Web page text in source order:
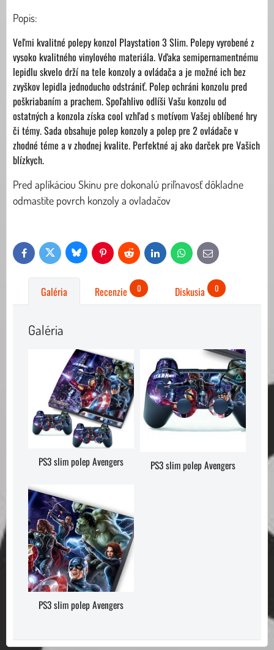
Popis:
Veľmi kvalitné polepy konzol Playstation 3 Slim. Polepy vyrobené z
vysoko kvalitného vinylového materiála. Vďaka semipernamentnému
lepidlu skvelo drží na tele konzoly a ovládača a je možné ich bez
zvyškov lepidla jednoducho odstrániť. Polep ochráni konzolu pred
poškriabaním a prachem. Spoľahlivo odlíši Vašu konzolu od
ostatných a konzola získa cool vzhľad s motívom Vašej oblíbené hry
či témy. Sada obsahuje polep konzoly a polep pre 2 ovládače v
zhodné téme a v zhodnej kvalite. Perfektné aj ako darček pre Vašich
blízkych.
Pred aplíkáciou Skinu pre dokonalú priľnavosť dôkladne
odmastite povrch konzoly a ovladačov
FacebookTwitter Bluesky PinterestReddit LinkedIn WhatsAppE-
mail
Galéria Recenzie 0 Diskusia 0
Galéria
PS3 slim polep Avengers PS3 slim polep Avengers
PS3 slim polep Avengers